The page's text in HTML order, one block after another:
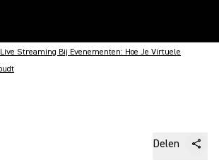
Live Streaming Bij Evenementen: Hoe Je Virtuele
Delen